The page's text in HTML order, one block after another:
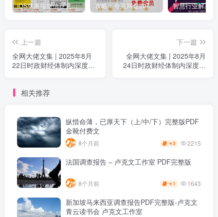
iOS苹果端微信豆充值1:10的方法 攻略：夸克网盘20T空间免费扩容 免费会员申请 附最新申请步骤和技巧
上一篇
全网大佬文集 | 2025年8月
22日时政财经体制内深度解
下一篇
全网大佬文集 | 2025年8月
24日时政财经体制内深度解
相关推荐
纵惜命薄，已厚天下（上/中/下）完整版PDF
金靴付费文
8个月前 ￥3 2215
法国调查报告 – 卢克文工作室 PDF完整版
8个月前 ￥ 1 1643
新加坡马来西亚调查报告PDF完整版-卢克文
青云读书会 卢克文工作室